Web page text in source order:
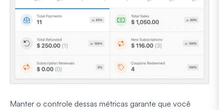
Manter o controle dessas métricas garante que você